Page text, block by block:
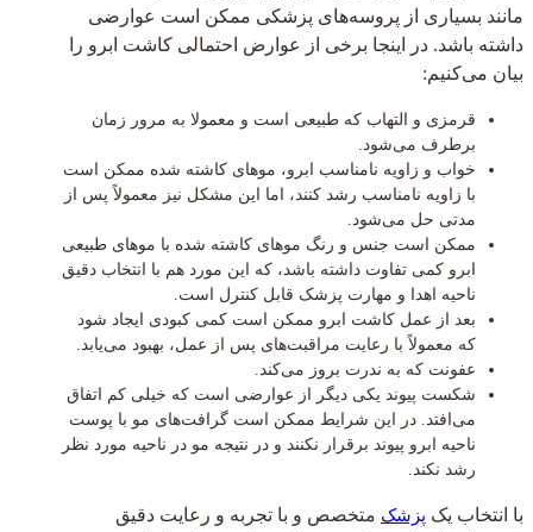
مانند بسیاری از پروسه‌های پزشکی ممکن است عوارضی
داشته باشد. در اینجا برخی از عوارض احتمالی کاشت ابرو را
بیان می‌کنیم:
قرمزی و التهاب که طبیعی است و معمولا به مرور زمان
برطرف می‌شود.
خواب و زاویه نامناسب ابرو، موهای کاشته شده ممکن است
با زاویه نامناسب رشد کنند، اما این مشکل نیز معمولاً پس از
مدتی حل می‌شود.
ممکن است جنس و رنگ موهای کاشته شده با موهای طبیعی
ابرو کمی تفاوت داشته باشد، که این مورد هم با انتخاب دقیق
ناحیه اهدا و مهارت پزشک قابل کنترل است.
بعد از عمل کاشت ابرو ممکن است کمی کبودی ایجاد شود
که معمولاً با رعایت مراقبت‌های پس از عمل، بهبود می‌یابد.
عفونت که به ندرت بروز می‌کند.
شکست پیوند یکی دیگر از عوارضی است که خیلی کم اتفاق
می‌افتد. در این شرایط ممکن است گرافت‌های مو با پوست
ناحیه ابرو پیوند برقرار نکنند و در نتیجه مو در ناحیه مورد نظر
رشد نکند.
با انتخاب یک پزشک متخصص و با تجربه و رعایت دقیق